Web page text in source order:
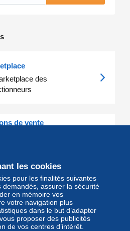
des
de vente
unique et décalé sur
des timbres et leurs
les cookies
pour les finalités suivantes
demandés, assurer la sécurité
en mémoire vos
votre navigation plus
dans le but d’adapter
proposer des publicités
de vos centres d’intérêt.